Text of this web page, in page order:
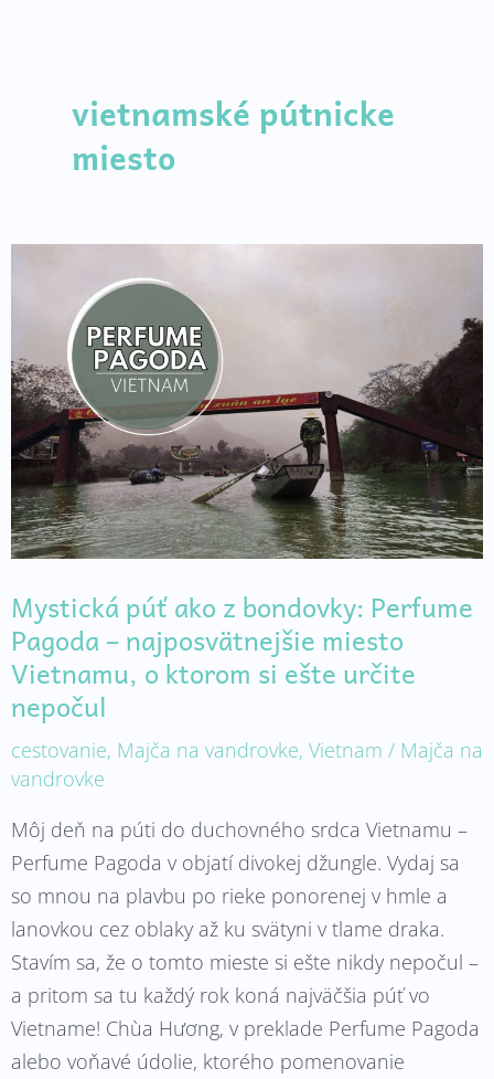
vietnamské pútnicke
miesto
Mystická púť ako z bondovky: Perfume
Pagoda – najposvätnejšie miesto
Vietnamu, o ktorom si ešte určite
nepočul
cestovanie, Majča na vandrovke, Vietnam / Majča na
vandrovke
Môj deň na púti do duchovného srdca Vietnamu –
Perfume Pagoda v objatí divokej džungle. Vydaj sa
so mnou na plavbu po rieke ponorenej v hmle a
lanovkou cez oblaky až ku svätyni v tlame draka.
Stavím sa, že o tomto mieste si ešte nikdy nepočul –
a pritom sa tu každý rok koná najväčšia púť vo
Vietname! Chùa Hương, v preklade Perfume Pagoda
alebo voňavé údolie, ktorého pomenovanie
z
bondovky:
Perfume
Pagoda
–
najposvätnejšie
miesto
o
ktorom
si
ešte
určite
nepočul